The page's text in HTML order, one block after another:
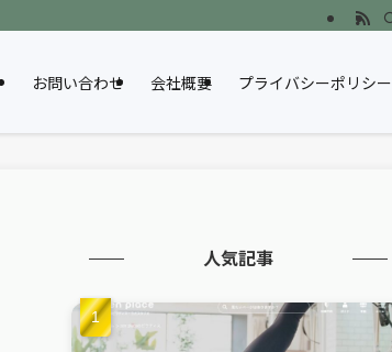
お問い合わせ 会社概要 プライバシーポリシー
人気記事